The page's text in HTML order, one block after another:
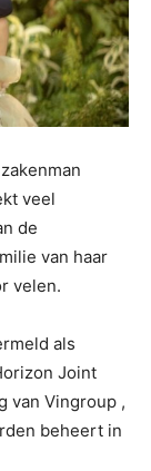
veel
de
van haar
velen.
als
Joint
van Vingroup ,
beheert in